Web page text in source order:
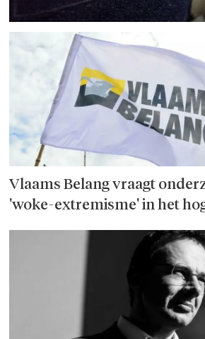
Vlaams Belang vraagt
'woke-extremisme' in het